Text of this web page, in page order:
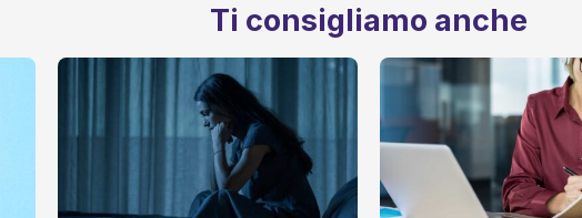
Ti consigliamo anche